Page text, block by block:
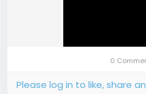
0
Please log in to like, share